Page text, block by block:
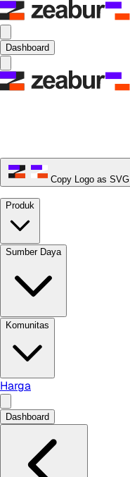
Dashboard
Copy Logo as SVG
Produk
Sumber Daya
Komunitas
Harga
Dashboard